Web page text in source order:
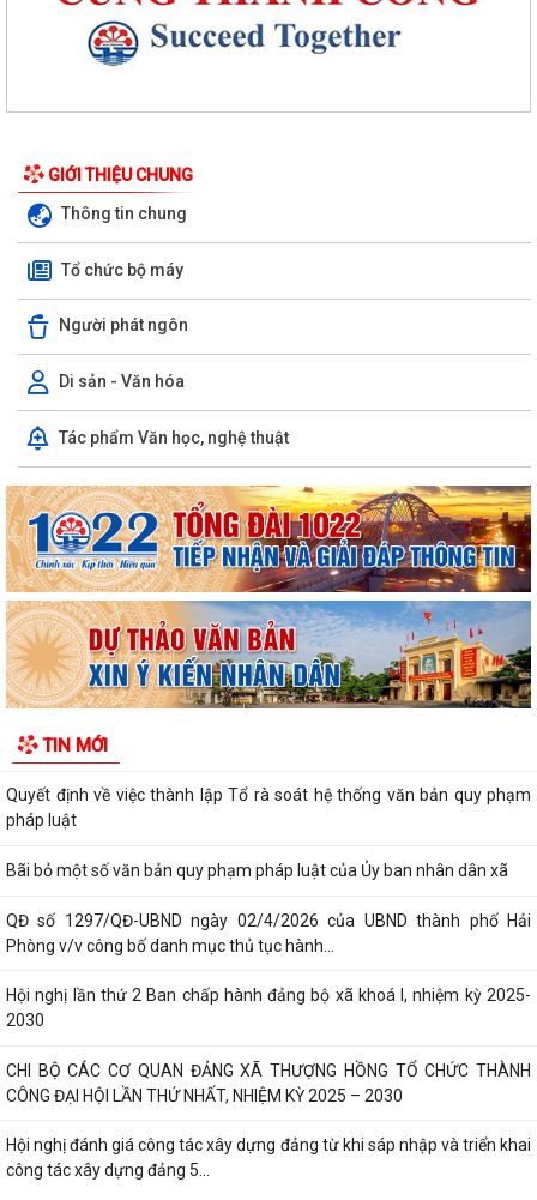
GIỚI THIỆU CHUNG
Thông tin chung
Tổ chức bộ máy
Người phát ngôn
Di sản - Văn hóa
Tác phẩm Văn học, nghệ thuật
TIN MỚI
Quyết định số 1573/QĐ-UBND Về việc cho Tổng Công ty phát triển đô
thị Kinh Bắc - CTCP thuê đất để...
Chương trình công tác tháng 7 năm 2026 của UBND xã Thượng Hồng
Thông báo về số lượng, tên gọi các thôn sau sắp xếp, tổ chức lại các
thôn trên địa bàn xã Thượng...
UBND xã Thượng Hồng ban hành quyết định về nội quy tiếp công dân
tại Trụ sở UBND xã
hộ kinh doanh tiêu biểu trên...
Quyết định về việc thành lập Tổ rà soát hệ thống văn bản quy phạm
pháp luật
Bãi bỏ một số văn bản quy phạm pháp luật của Ủy ban nhân dân xã
QĐ số 1297/QĐ-UBND ngày 02/4/2026 của UBND thành phố Hải
Phòng v/v công bố danh mục thủ tục hành...
Hội nghị lần thứ 2 Ban chấp hành đảng bộ xã khoá I, nhiệm kỳ 2025-
2030
CHI BỘ CÁC CƠ QUAN ĐẢNG XÃ THƯỢNG HỒNG TỔ CHỨC THÀNH
CÔNG ĐẠI HỘI LẦN THỨ NHẤT, NHIỆM KỲ 2025 – 2030
Hội nghị đánh giá công tác xây dựng đảng từ khi sáp nhập và triển khai
công tác xây dựng đảng 5...